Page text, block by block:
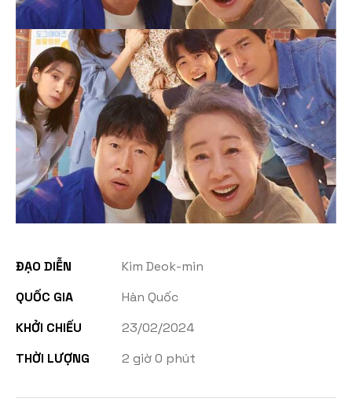
Tình cảm
Việt Nam
ĐẠO DIỄN
Kim Deok-min
QUỐC GIA
Hàn Quốc
KHỞI CHIẾU
23/02/2024
THỜI LƯỢNG
2 giờ 0 phút